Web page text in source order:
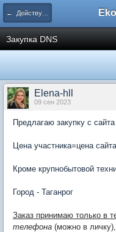
← Действующие закупки
Закупка DNS
Elena-hll
09 сен 2023
Предлагаю закупку с сайта
Цена участника=цена
Кроме крупнобытовой
Город - Таганрог
Заказ принимаю только в
телефона (можно в личку),